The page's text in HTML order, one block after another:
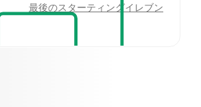
最後のスターティングイレブン